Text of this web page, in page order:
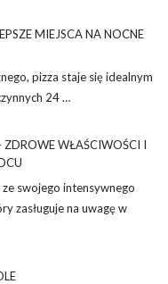
MIEJSCA NA NOCNE
pizza staje się idealnym
24 …
WŁAŚCIWOŚCI I
swojego intensywnego
zasługuje na uwagę w